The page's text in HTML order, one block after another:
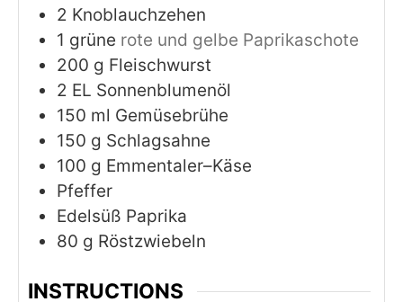
2 Knoblauchzehen
1 grüne rote und gelbe Paprikaschote
200 g Fleischwurst
2 EL Sonnenblumenöl
150 ml Gemüsebrühe
150 g Schlagsahne
100 g Emmentaler–Käse
Pfeffer
Edelsüß Paprika
80 g Röstzwiebeln
INSTRUCTIONS